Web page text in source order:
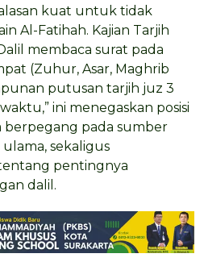
kuat untuk tidak
Al-Fatihah. Kajian Tarjih
membaca surat pada
(Zuhur, Asar, Maghrib
putusan tarjih juz 3
ini menegaskan posisi
berpegang pada sumber
sekaligus
pentingnya
dalil.